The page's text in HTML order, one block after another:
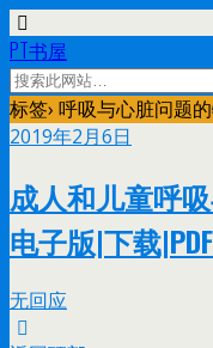
PT书屋
标签› 呼吸与心脏问题
2019年2月6日
成人和儿童呼
电子版|下载
无回应